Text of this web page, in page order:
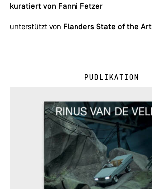
kuratiert von Fanni Fetzer
unterstützt von Flanders State of the Art
Publikation